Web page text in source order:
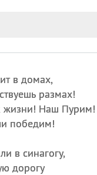
в домах,
размах!
жизни! Наш Пурим!
победим!
в синагогу,
дорогу
09.08